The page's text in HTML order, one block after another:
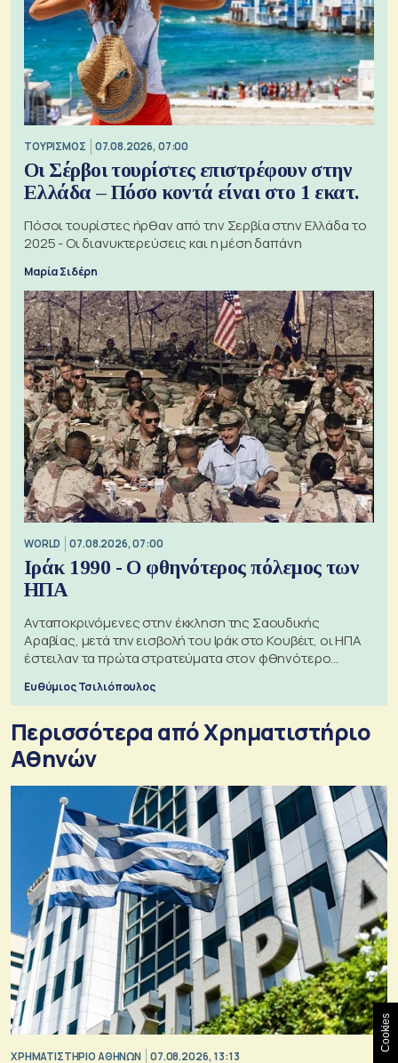
ΤΟΥΡΙΣΜΟΣ 07.08.2026, 07:00
Οι Σέρβοι τουρίστες επιστρέφουν στην
Ελλάδα – Πόσο κοντά είναι στο 1 εκατ.
Πόσοι τουρίστες ήρθαν από την Σερβία στην Ελλάδα το
2025 - Οι διανυκτερεύσεις και η μέση δαπάνη
Μαρία Σιδέρη
WORLD 07.08.2026, 07:00
Ιράκ 1990 - Ο φθηνότερος πόλεμος των
ΗΠΑ
Ανταποκρινόμενες στην έκκληση της Σαουδικής
Αραβίας, μετά την εισβολή του Ιράκ στο Κουβέιτ, οι ΗΠΑ
έστειλαν τα πρώτα στρατεύματα στον φθηνότερο
Ευθύμιος Τσιλιόπουλος
Περισσότερα από Xρηματιστήριο
Αθηνών
XΡΗΜΑΤΙΣΤΗΡΙΟ ΑΘΗΝΩΝ 07.08.2026, 13:13
Cookies